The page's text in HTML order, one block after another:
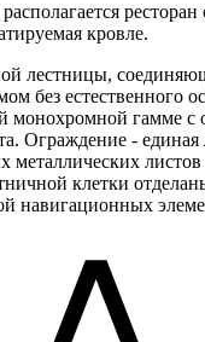
ресторан
кровле.
лестницы,
без естественного
монохромной гамме с
Ограждение - единая
металлических
клетки
навигационных